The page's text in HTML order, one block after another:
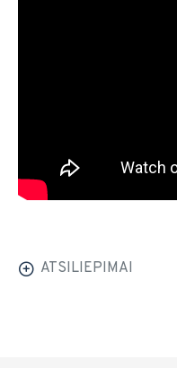
ATSILIEPIMAI